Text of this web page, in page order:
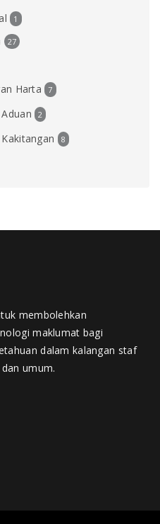
1
27
Harta 7
2
8
membolehkan
maklumat bagi
dalam kalangan staf
umum.